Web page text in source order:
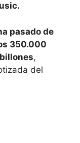
pasado de
350.000
,
del